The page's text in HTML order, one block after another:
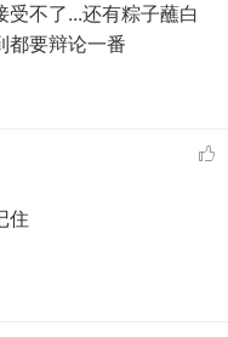
不了...还有粽子蘸白
都要辩论一番
住